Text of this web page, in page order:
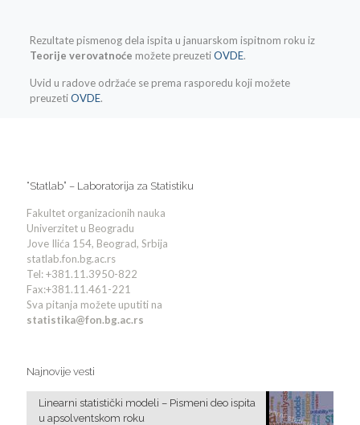
Rezultate pismenog dela ispita u januarskom ispitnom roku iz
Teorije verovatnoće možete preuzetiOVDE.
Uvid u radove održaće se prema rasporedu koji možete
preuzetiOVDE.
“Statlab” – Laboratorija za Statistiku
Fakultet organizacionih nauka
Univerzitet u Beogradu
Jove Ilića 154, Beograd, Srbija
statlab.fon.bg.ac.rs
Tel: +381.11.3950-822
Fax:+381.11.461-221
Sva pitanja možete uputiti na
statistika@fon.bg.ac.rs
Najnovije vesti
Linearni statistički modeli – Pismeni deo ispita
u apsolventskom roku